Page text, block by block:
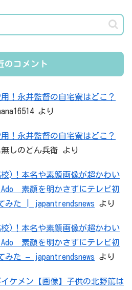
のコメント
！永井監督の自宅寮はどこ？
より
！永井監督の自宅寮はどこ？
しのどん兵衛 より
)！本名や素顔画像が超かわい
素顔を明かさずにテレビ初
みた | japantrendsnews より
)！本名や素顔画像が超かわい
素顔を明かさずにテレビ初
みた – japantrendsnews より
ケメン【画像】子供の北野篤は